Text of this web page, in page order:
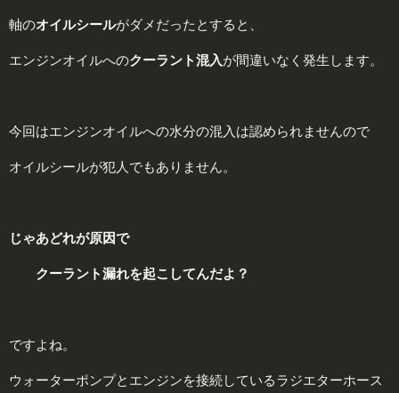
軸のオイルシールがダメだったとすると、
エンジンオイルへのクーラント混入が間違いなく発生します。
今回はエンジンオイルへの水分の混入は認められませんので
オイルシールが犯人でもありません。
じゃあどれが原因で
クーラント漏れを起こしてんだよ？
ですよね。
ウォーターポンプとエンジンを接続しているラジエターホース